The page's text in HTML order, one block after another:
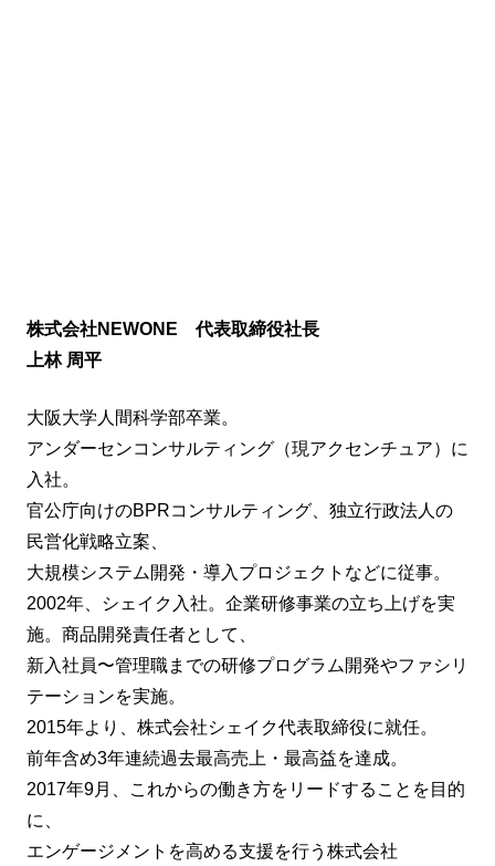
株式会社NEWONE 代表取締役社長
上林 周平
大阪大学人間科学部卒業。
アンダーセンコンサルティング（現アクセンチュア）に
入社。
官公庁向けのBPRコンサルティング、独立行政法人の
民営化戦略立案、
大規模システム開発・導入プロジェクトなどに従事。
2002年、シェイク入社。企業研修事業の立ち上げを実
施。商品開発責任者として、
新入社員〜管理職までの研修プログラム開発やファシリ
テーションを実施。
2015年より、株式会社シェイク代表取締役に就任。
前年含め3年連続過去最高売上・最高益を達成。
2017年9月、これからの働き方をリードすることを目的
に、
エンゲージメントを高める支援を行う株式会社